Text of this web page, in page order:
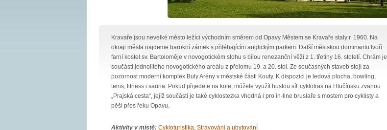
Kravaře jsou nevelké město ležící východním směrem od Opavy Městem se Kravaře staly r. 1960. Na
okraji města najdeme barokní zámek s přiléhajícím anglickým parkem. Další městskou dominantu tvoří
farní kostel sv. Bartoloměje v novogotickém slohu s bílou renezanční věží z 1. třetiny 16. století. Chrám je
součástí jednolitého novogotického areálu z přelomu 19. a 20. stol. Ze současných staveb stojí za
pozornost moderní komplex Buly Arény v městské části Kouty. K dispozici je ledová plocha, bowling,
tenis, fitness i sauna. Pokud přijedete na kole, můžete využít hustou síť cyklotras na Hlučínsku zvanou
„Prajská cesta“, jejíž součástí je také cyklostezka vhodná i pro in-line bruslaře s mostem pro cyklisty a
pěší přes řeku Opavu.
Aktivity v místě: Cykloturistika, Stravování a ubytování